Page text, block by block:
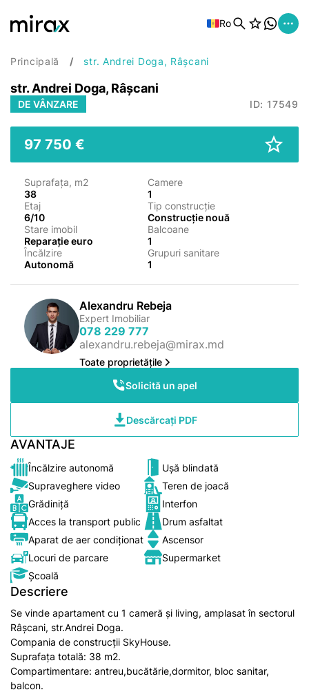
Ro
Principală str. Andrei Doga, Râșcani
str. Andrei Doga, Râșcani
DE VÂNZARE ID: 17549
97 750 €
Suprafața, m2
38
Camere
1
Etaj
6/10
Tip construcție
Construcție nouă
Stare imobil
Reparație euro
Balcoane
1
Încălzire
Autonomă
Grupuri sanitare
1
Alexandru Rebeja
Expert Imobiliar
078 229 777
alexandru.rebeja@mirax.md
Toate proprietățile
Solicită un apel
Descărcați PDF
AVANTAJE
Încălzire autonomă
Ușă blindată
Supraveghere video
Teren de joacă
Grădiniță
Interfon
Acces la transport public
Drum asfaltat
Aparat de aer condiționat
Ascensor
Locuri de parcare
Supermarket
Școală
Descriere
Se vinde apartament cu 1 cameră și living, amplasat în sectorul
Râșcani, str.Andrei Doga.
Compania de construcții SkyHouse.
Suprafața totală: 38 m2.
Compartimentare: antreu,bucătărie,dormitor, bloc sanitar,
balcon.